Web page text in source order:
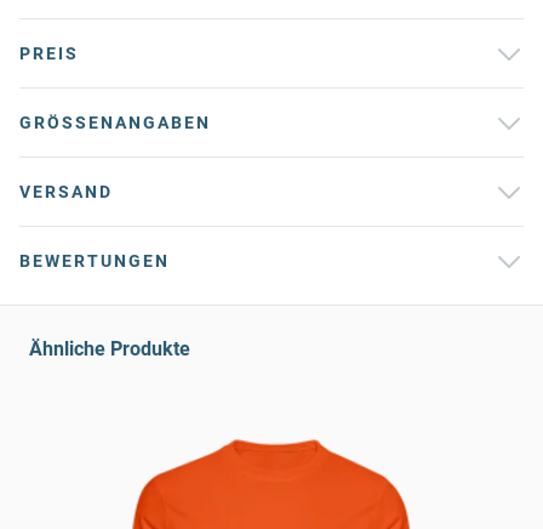
PREIS
GRÖSSENANGABEN
VERSAND
BEWERTUNGEN
Ähnliche Produkte